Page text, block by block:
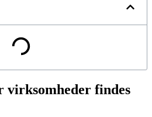
virksomheder findes